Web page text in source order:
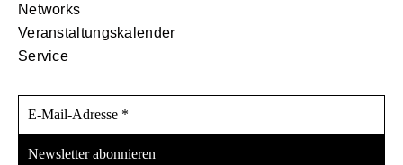
Networks
Veranstaltungskalender
Service